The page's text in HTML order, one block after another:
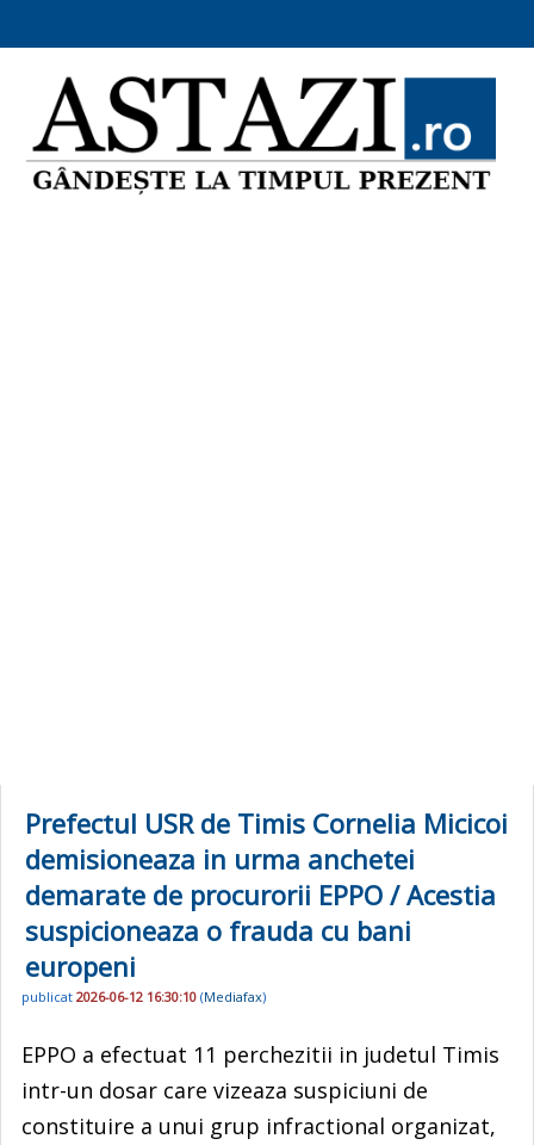
Prefectul USR de Timis Cornelia Micicoi
demisioneaza in urma anchetei
demarate de procurorii EPPO / Acestia
suspicioneaza o frauda cu bani
europeni
publicat 2026-06-12 16:30:10 (Mediafax)
EPPO a efectuat 11 perchezitii in judetul Timis
intr-un dosar care vizeaza suspiciuni de
constituire a unui grup infractional organizat,